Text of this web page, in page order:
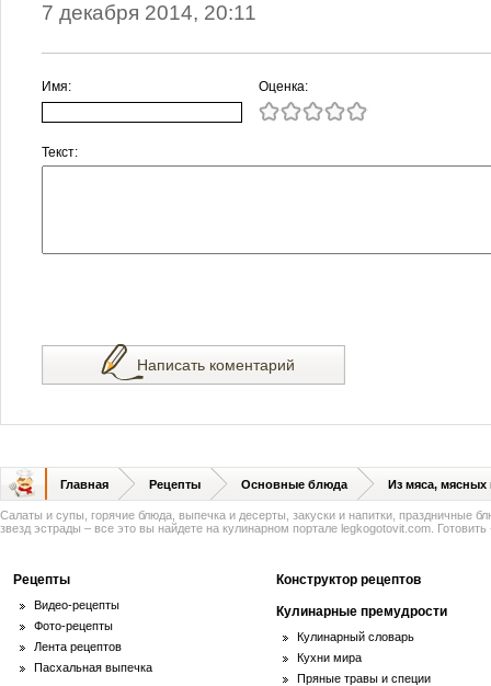
7 декабря 2014, 20:11
Имя: Оценка:
Текст:
Написать коментарий
Главная Рецепты Основные блюда Из мяса, мясных
Салаты и супы, горячие блюда, выпечка и десерты, закуски и напитки, праздничные
звезд эстрады – все это вы найдете на кулинарном портале legkogotovit.com. Готовить
Рецепты
Видео-рецепты
Фото-рецепты
Лента рецептов
Пасхальная выпечка
Конструктор рецептов
Кулинарные премудрости
Кулинарный словарь
Кухни мира
Пряные травы и специи